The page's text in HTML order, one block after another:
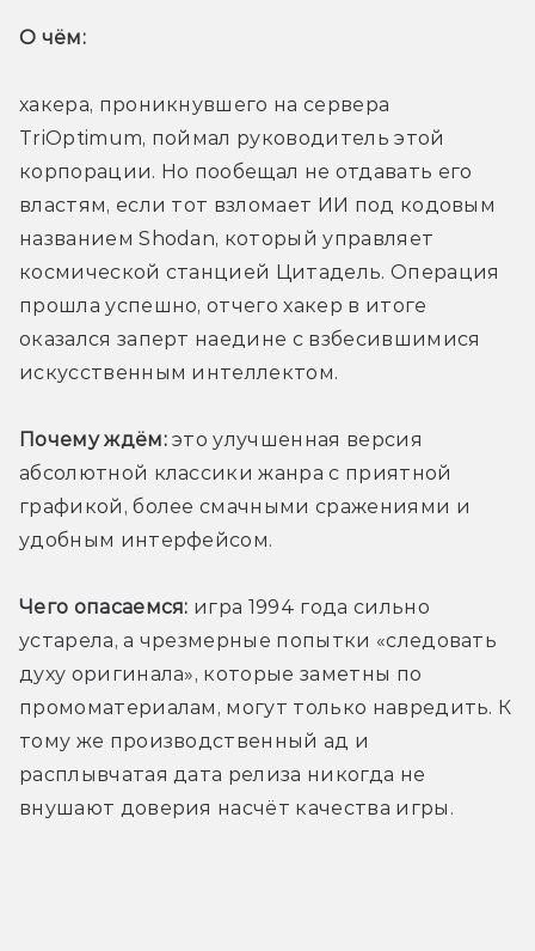
О чём:
хакера, проникнувшего на сервера
TriOptimum, поймал руководитель этой
корпорации. Но пообещал не отдавать его
властям, если тот взломает ИИ под кодовым
названием Shodan, который управляет
космической станцией Цитадель. Операция
прошла успешно, отчего хакер в итоге
оказался заперт наедине с взбесившимися
искусственным интеллектом.
Почему ждём: это улучшенная версия
абсолютной классики жанра с приятной
графикой, более смачными сражениями и
удобным интерфейсом.
Чего опасаемся: игра 1994 года сильно
устарела, а чрезмерные попытки «следовать
духу оригинала», которые заметны по
промоматериалам, могут только навредить. К
тому же производственный ад и
расплывчатая дата релиза никогда не
внушают доверия насчёт качества игры.